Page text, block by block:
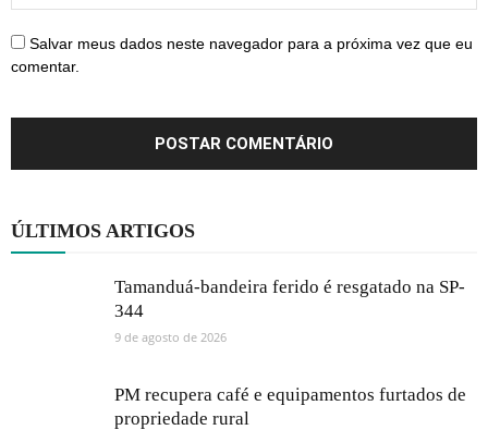
Salvar meus dados neste navegador para a próxima vez que eu
comentar.
ÚLTIMOS ARTIGOS
Tamanduá-bandeira ferido é resgatado na SP-
344
9 de agosto de 2026
PM recupera café e equipamentos furtados de
propriedade rural